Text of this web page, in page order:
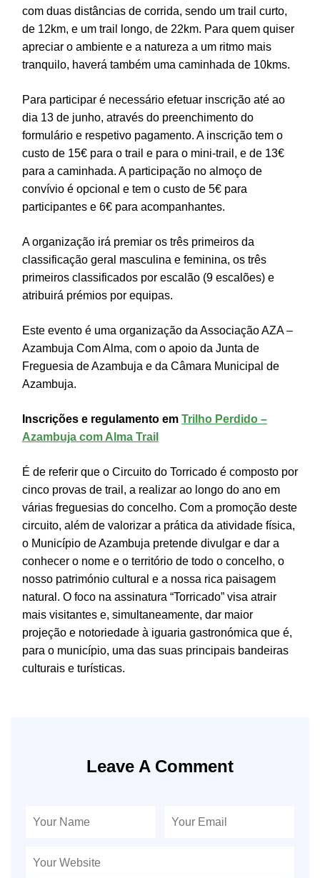
com duas distâncias de corrida, sendo um trail curto,
de 12km, e um trail longo, de 22km. Para quem quiser
apreciar o ambiente e a natureza a um ritmo mais
tranquilo, haverá também uma caminhada de 10kms.
Para participar é necessário efetuar inscrição até ao
dia 13 de junho, através do preenchimento do
formulário e respetivo pagamento. A inscrição tem o
custo de 15€ para o trail e para o mini-trail, e de 13€
para a caminhada. A participação no almoço de
convívio é opcional e tem o custo de 5€ para
participantes e 6€ para acompanhantes.
A organização irá premiar os três primeiros da
classificação geral masculina e feminina, os três
primeiros classificados por escalão (9 escalões) e
atribuirá prémios por equipas.
Este evento é uma organização da Associação AZA –
Azambuja Com Alma, com o apoio da Junta de
Freguesia de Azambuja e da Câmara Municipal de
Azambuja.
Inscrições e regulamento em Trilho Perdido –
Azambuja com Alma Trail
É de referir que o Circuito do Torricado é composto por
cinco provas de trail, a realizar ao longo do ano em
várias freguesias do concelho. Com a promoção deste
circuito, além de valorizar a prática da atividade física,
o Município de Azambuja pretende divulgar e dar a
conhecer o nome e o território de todo o concelho, o
nosso património cultural e a nossa rica paisagem
natural. O foco na assinatura “Torricado” visa atrair
mais visitantes e, simultaneamente, dar maior
projeção e notoriedade à iguaria gastronómica que é,
para o município, uma das suas principais bandeiras
culturais e turísticas.
Leave A Comment